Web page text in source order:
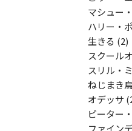
マシュー
ハリー・
生きる (2)
スクール
スリル・
ねじまき
オデッサ
ピーター
ファイン